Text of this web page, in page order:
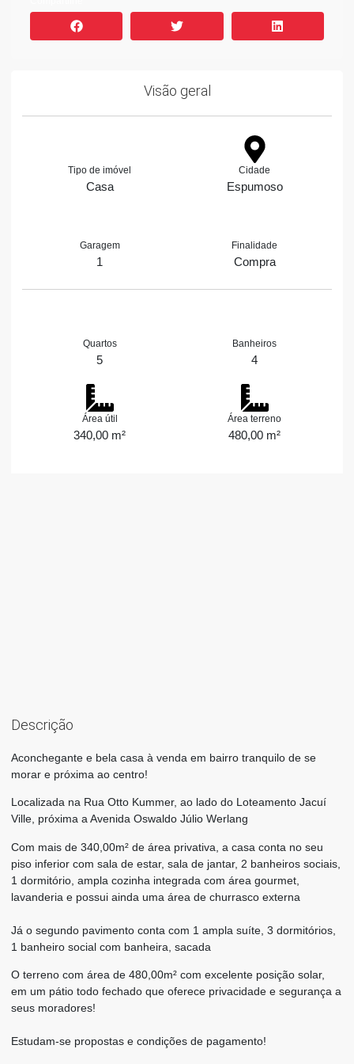
Visão geral
Tipo de imóvel
Casa
Cidade
Espumoso
Garagem
1
Finalidade
Compra
Quartos
5
Banheiros
4
Área útil
340,00 m²
Área terreno
480,00 m²
Descrição
Aconchegante e bela casa à venda em bairro tranquilo de se
morar e próxima ao centro!
Localizada na Rua Otto Kummer, ao lado do Loteamento Jacuí
Ville, próxima a Avenida Oswaldo Júlio Werlang
Com mais de 340,00m² de área privativa, a casa conta no seu
piso inferior com sala de estar, sala de jantar, 2 banheiros sociais,
1 dormitório, ampla cozinha integrada com área gourmet,
lavanderia e possui ainda uma área de churrasco externa
Já o segundo pavimento conta com 1 ampla suíte, 3 dormitórios,
1 banheiro social com banheira, sacada
O terreno com área de 480,00m² com excelente posição solar,
em um pátio todo fechado que oferece privacidade e segurança a
seus moradores!
Estudam-se propostas e condições de pagamento!